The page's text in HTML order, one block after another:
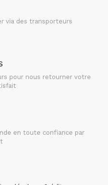
via des transporteurs
pour nous retourner votre
en toute confiance par